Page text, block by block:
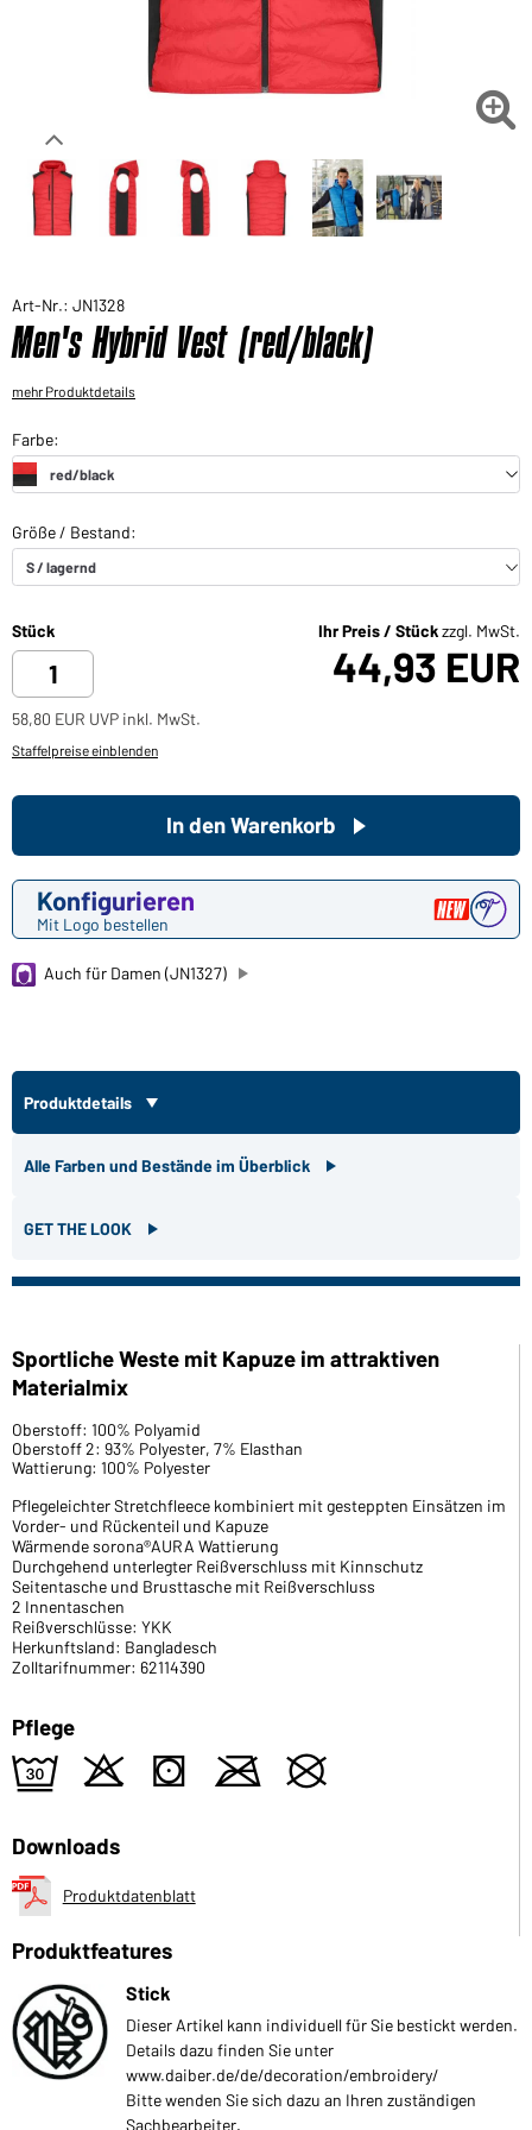
Sie möchten gerne für Ihren privaten Bedarf
Hier geht's zu unserem Endkundenshop 
Art-Nr.: JN1328
Men's Hybrid Vest (red/black)
mehr Produktdetails
Stück Ihr Preis / Stückzzgl. MwSt.
44,93 EUR
58,80 EUR UVP inkl. MwSt.
Staffelpreise einblenden
Konfigurieren
Mit Logo bestellen
In den Warenkorb
Auch für Damen (JN1327)
Produktdetails
Alle Farben und Bestände im Überblick
GET THE LOOK
Sportliche Weste mit Kapuze im attraktiven
Materialmix
Oberstoff: 100% Polyamid
Oberstoff 2: 93% Polyester, 7% Elasthan
Wattierung: 100% Polyester
Pflegeleichter Stretchfleece kombiniert mit gesteppten Einsätzen im
Vorder- und Rückenteil und Kapuze
Wärmende sorona®AURA Wattierung
Durchgehend unterlegter Reißverschluss mit Kinnschutz
Seitentasche und Brusttasche mit Reißverschluss
2 Innentaschen
Reißverschlüsse: YKK
Herkunftsland: Bangladesch
Zolltarifnummer: 62114390
Pflege
e o s m U
Downloads
Produktdatenblatt
Produktfeatures
Stick
Dieser Artikel kann individuell für Sie bestickt werden.
Details dazu finden Sie unter
www.daiber.de/de/decoration/embroidery/
Bitte wenden Sie sich dazu an Ihren zuständigen
Sachbearbeiter.